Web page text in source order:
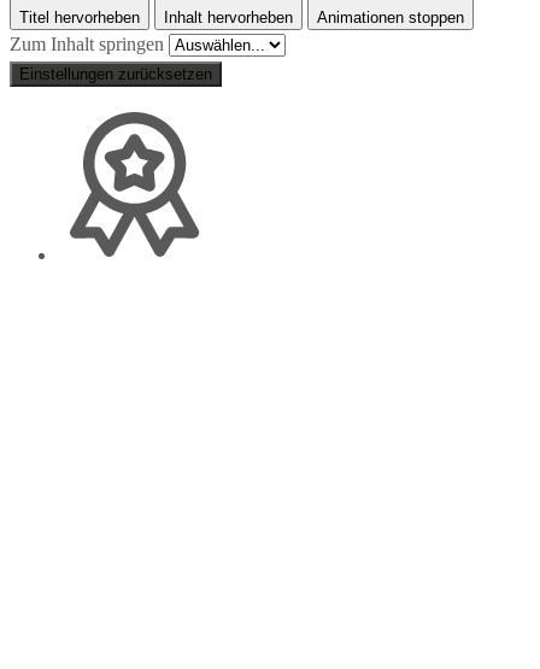
Titel hervorheben Inhalt hervorheben Animationen stoppen
Zum Inhalt springen
Einstellungen zurücksetzen